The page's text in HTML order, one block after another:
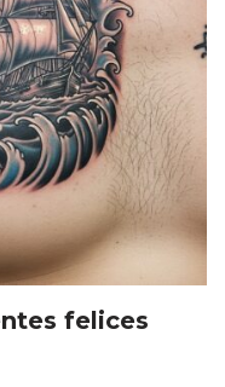
felices